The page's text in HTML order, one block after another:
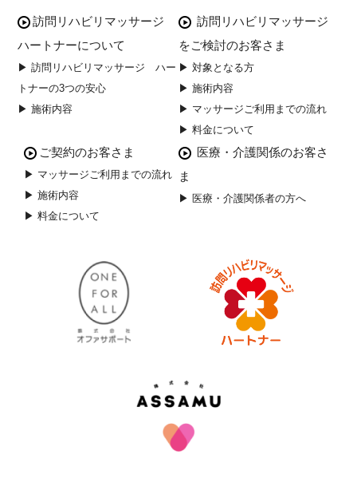
訪問リハビリマッサージ
ハートナーについて
▶ 訪問リハビリマッサージ ハー
トナーの3つの安心
▶ 施術内容
訪問リハビリマッサージ
をご検討のお客さま
▶ 対象となる方
▶ 施術内容
▶ マッサージご利用までの流れ
▶ 料金について
ご契約のお客さま
▶ マッサージご利用までの流れ
▶ 施術内容
▶ 料金について
医療・介護関係のお客さ
ま
▶ 医療・介護関係者の方へ